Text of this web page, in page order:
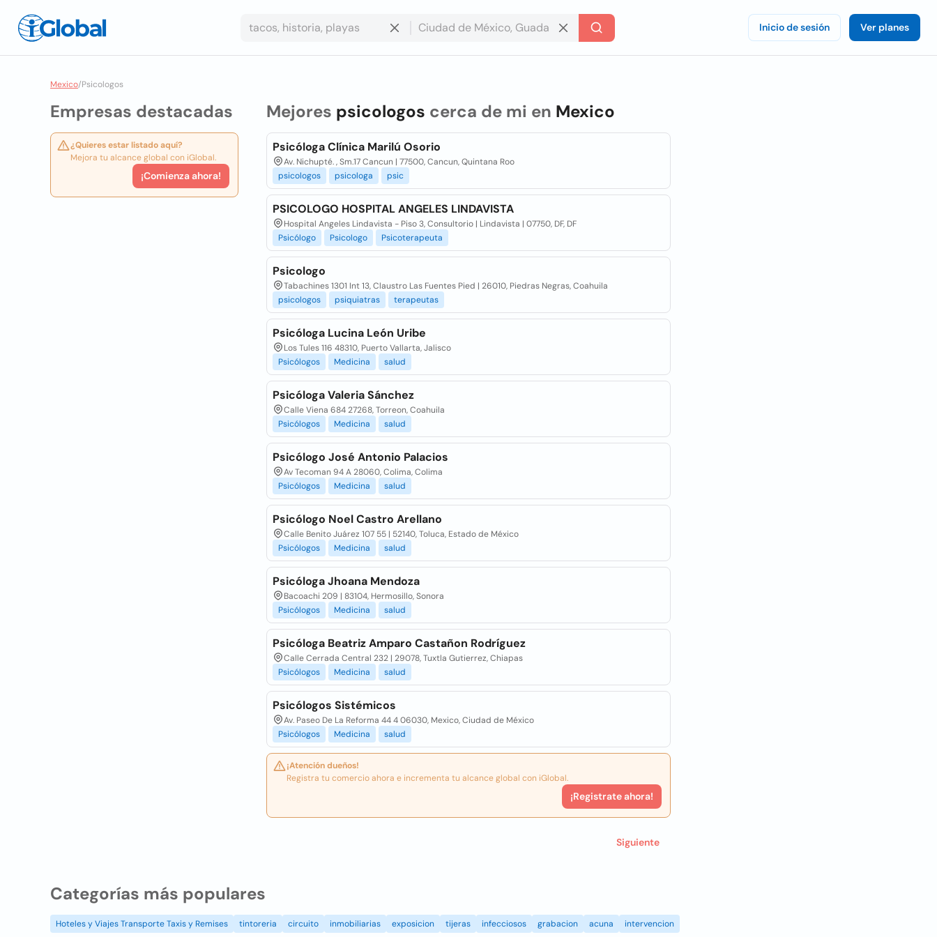
Inicio de sesión Ver planes
Mexico/Psicologos
Empresas destacadas
¿Quieres estar listado aquí?
Mejora tu alcance global con iGlobal.
¡Comienza ahora!
Mejores psicologos cerca de mi en Mexico
Psicóloga Clínica Marilú Osorio
Av. Nichupté. , Sm.17 Cancun | 77500, Cancun, Quintana Roo
psicologos
psicologa psic
PSICOLOGO HOSPITAL ANGELES LINDAVISTA
Hospital Angeles Lindavista - Piso 3, Consultorio | Lindavista | 07750, DF, DF
Psicólogo
Psicologo Psicoterapeuta
Psicologo
Tabachines 1301 Int 13, Claustro Las Fuentes Pied | 26010, Piedras Negras, Coahuila
psicologos
psiquiatras terapeutas
Psicóloga Lucina León Uribe
Los Tules 116 48310, Puerto Vallarta, Jalisco
Psicólogos
Medicina salud
Psicóloga Valeria Sánchez
Calle Viena 684 27268, Torreon, Coahuila
Psicólogos
Medicina salud
Psicólogo José Antonio Palacios
Av Tecoman 94 A 28060, Colima, Colima
Psicólogos
Medicina salud
Psicólogo Noel Castro Arellano
Calle Benito Juárez 107 55 | 52140, Toluca, Estado de México
Psicólogos
Medicina salud
Psicóloga Jhoana Mendoza
Bacoachi 209 | 83104, Hermosillo, Sonora
Psicólogos
Medicina salud
Psicóloga Beatriz Amparo Castañon Rodríguez
Calle Cerrada Central 232 | 29078, Tuxtla Gutierrez, Chiapas
Psicólogos
Medicina salud
Psicólogos Sistémicos
Av. Paseo De La Reforma 44 4 06030, Mexico, Ciudad de México
Psicólogos
Medicina salud
¡Atención dueños!
Registra tu comercio ahora e incrementa tu alcance global con iGlobal.
¡Registrate ahora!
Siguiente
Categorías más populares
Hoteles y Viajes Transporte Taxis y Remises tintoreria circuito inmobiliarias exposicion tijeras infecciosos grabacion acuna intervencion